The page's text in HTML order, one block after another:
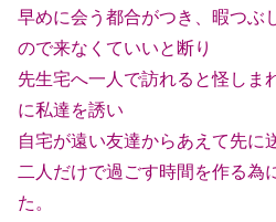
早めに会う都合がつき、暇つぶ
ので来なくていいと断り
先生宅へ一人で訪れると怪しま
に私達を誘い
自宅が遠い友達からあえて先に
二人だけで過ごす時間を作る為
た。